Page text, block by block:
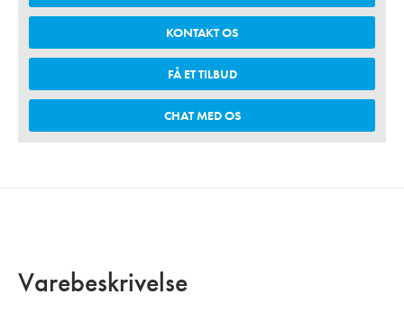
KONTAKT OS
FÅ ET TILBUD
CHAT MED OS
Varebeskrivelse